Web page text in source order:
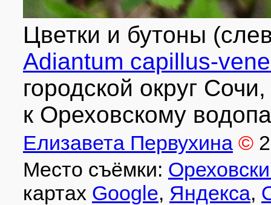
Цветки и бутоны
Adiantum capillus-
городской округ
к Ореховскому
Елизавета Первухина ©
Место съёмки:
картах Google, Яндекса,